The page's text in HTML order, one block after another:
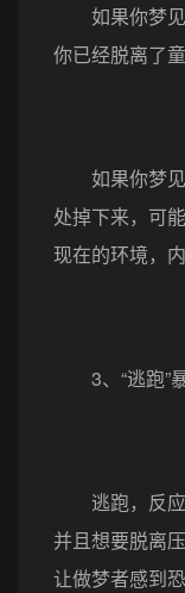
如果你梦见
你已经脱离了
如果你梦见
处掉下来，可
现在的环境，
3、“逃跑”
逃跑，反应
并且想要脱离
让做梦者感到